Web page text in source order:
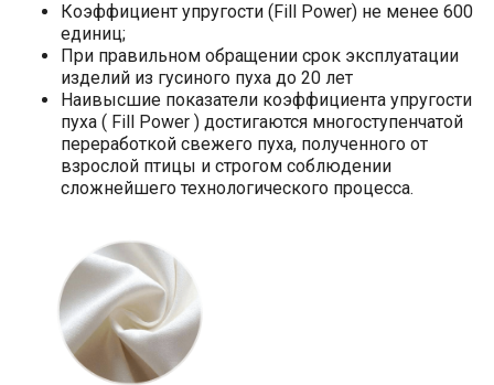
Коэффициент упругости (Fill Power) не менее 600
единиц;
При правильном обращении срок эксплуатации
изделий из гусиного пуха до 20 лет
Наивысшие показатели коэффициента упругости
пуха ( Fill Power ) достигаются многоступенчатой
переработкой свежего пуха, полученного от
взрослой птицы и строгом соблюдении
сложнейшего технологического процесса.